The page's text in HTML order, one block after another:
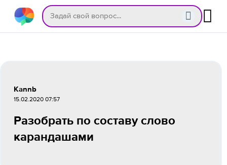
Kannb
15.02.2020 07:57
Разобрать по составу слово
карандашами